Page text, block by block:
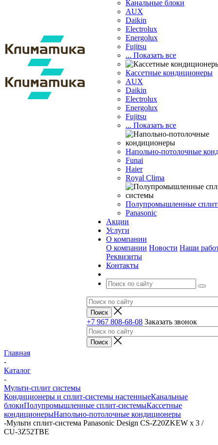
Канальные блоки
AUX
Dаikin
Electrolux
Energolux
Fujitsu
... Показать все
Кассетные кондиционеры
AUX
Daikin
Electrolux
Energolux
Fujitsu
... Показать все
Напольно-потолочные
Funai
Haier
Royal Clima
Полупромышленные
Panasonic
Акции
Услуги
О компании
О компании Новости Наши
Реквизиты
Контакты
+7 967 808-68-08 Заказать звонок
Главная
-
Каталог
-
Мульти-сплит системы
Кондиционеры и сплит-системы настенныеКанальные
блокиПолупромышленные сплит-системыКассетные
кондиционерыНапольно-потолочные кондиционеры
-Мульти сплит-система Panasonic Design CS-Z20ZKEW х 3 /
CU-3Z52TBE